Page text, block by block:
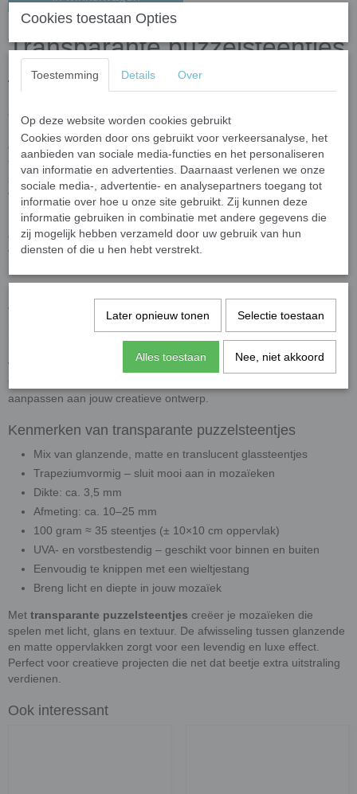
Transparante puzzelsteentjes
– mix geel
Ontdek de veelzijdige charme van onze
transparante
puzzelsteentjes
– een schitterende mix van verschillende
glasafwerkingen. Sommige stukjes zijn
translucent en glanzend
terwijl andere juist een
uitstraling hebben. Deze
subtiele variaties vangen het licht op unieke manieren en zorgen
voor extra diepte, contrast en elegantie in je mozaïekontwerpen.
De trapeziumvormige glassteentjes hebben eendikte van 3,5 mm
en variëren in grootte vanongeveer 10 tot 25 mm. Dankzij hun
vorm passen ze mooi in elkaar, waardoor je eenvoudig vloeiende
voor een oppervlak van ongeveer
. De
transparante
UVA- en vorstbestendig
zowel binnen als buiten.
Voor het op maat maken van de steentjes raden we een
wieltjestang
aanpassen aan jouw creatieve ontwerp.
Kenmerken van transparante puzzelsteentjes
Mix van glanzende, matte en translucent glassteentjes
Trapeziumvormig – sluit mooi aan in mozaïeken
Dikte: ca. 3,5 mm
Afmeting: ca. 10–25 mm
100 gram ≈ 35 steentjes (± 10×10 cm oppervlak)
UVA- en vorstbestendig – geschikt voor binnen en buiten
Eenvoudig te knippen met een wieltjestang
Breng licht en diepte in jouw mozaïek
Met transparante puzzelsteentjes creëer je mozaïeken die
spelen met licht, glans en textuur. De afwisseling tussen glanzende
en matte oppervlakken zorgt voor een levendig en luxe effect.
Perfect voor creatieve projecten die net dat beetje extra uitstraling
verdienen.
Ook interessant
Cookies toestaan Opties
Toestemming Details Over
Op deze website worden cookies gebruikt
Cookies worden door ons gebruikt voor verkeersanalyse, het
aanbieden van sociale media-functies en het personaliseren
van informatie en advertenties. Daarnaast verlenen we onze
sociale media-, advertentie- en analysepartners toegang tot
informatie over hoe u onze site gebruikt. Zij kunnen deze
informatie gebruiken in combinatie met andere gegevens die
zij mogelijk hebben verzameld door uw gebruik van hun
diensten of die u hen hebt verstrekt.
Later opnieuw tonen Selectie toestaan
Alles toestaan Nee, niet akkoord